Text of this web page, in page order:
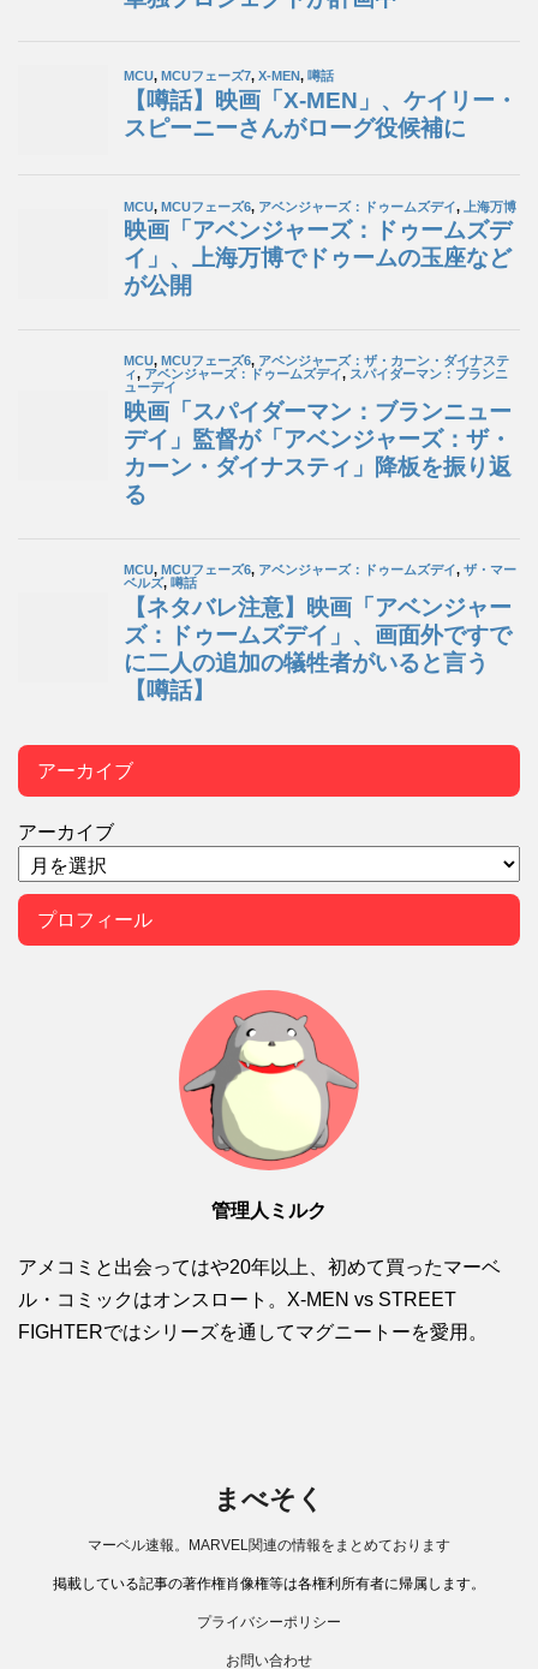
アーカイブ
アーカイブ
プロフィール
管理人ミルク
アメコミと出会ってはや20年以上、初めて買ったマーベ
ル・コミックはオンスロート。X-MEN vs STREET
FIGHTERではシリーズを通してマグニートーを愛用。
まべそく
マーベル速報。MARVEL関連の情報をまとめております
掲載している記事の著作権肖像権等は各権利所有者に帰属します。
プライバシーポリシー
お問い合わせ